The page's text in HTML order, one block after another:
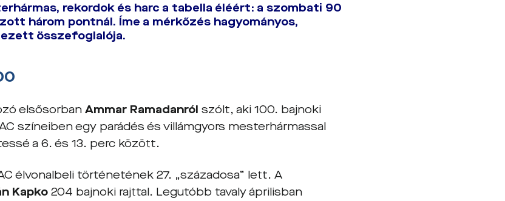
rekordok és harc a tabella éléért: a szombati 90
három pontnál. Íme a mérkőzés hagyományos,
összefoglalója.
elsősorbanAmmar Ramadanról szólt, aki 100. bajnoki
színeiben egy parádés és villámgyors mesterhármassal
a 6. és 13. perc között.
élvonalbeli történetének 27. „századosa” lett. A
Kapko 204 bajnoki rajttal. Legutóbb tavaly áprilisban